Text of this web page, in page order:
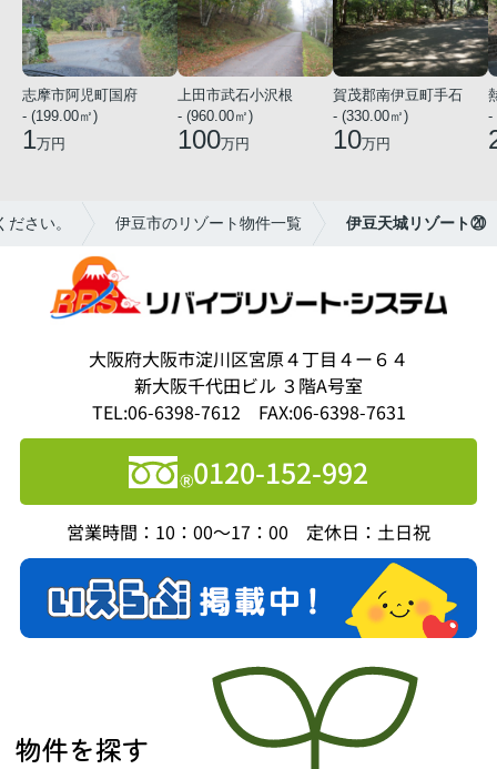
志摩市阿児町国府
- (199.00㎡)
1万円
上田市武石小沢根
- (960.00㎡)
100万円
賀茂郡南伊豆町手石
- (330.00㎡)
10万円
-
さい。 伊豆市のリゾート物件一覧 伊豆天城リゾート⑳
大阪府大阪市淀川区宮原４丁目４ー６４
新大阪千代田ビル ３階A号室
TEL:06-6398-7612 FAX:06-6398-7631
0120-152-992
営業時間：10：00～17：00 定休日：土日祝
物件を探す